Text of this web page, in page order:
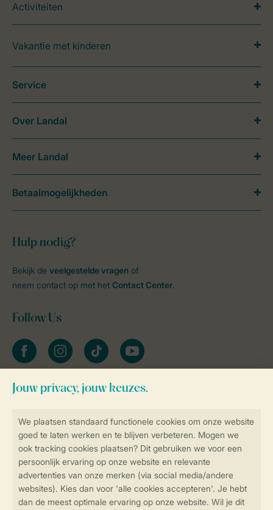
Veilig en snel online boeken
Veilige gegevensoverdracht
Veilige betaling
Activiteiten
Vakantie met kinderen
Hulp nodig?
Bekijk de veelgestelde vragen of
neem contact op met het Contact Center.
Follow Us
facebookinstagramtiktok youtube
Blijf op de hoogte
Service
Over Landal
Meer Landal
Betaalmogelijkheden